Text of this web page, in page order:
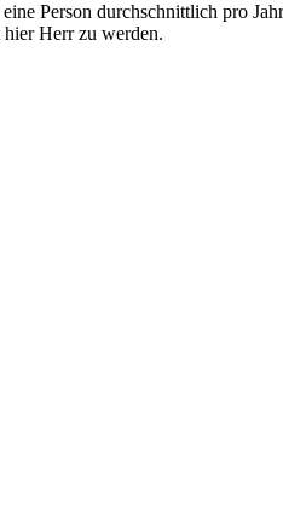
Person durchschnittlich pro
Herr zu werden.